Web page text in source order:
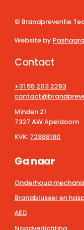
© Brandpreventie
Website by
Contact
+31 55 203 2293
Minden 21
7327 AW Apeldoorn
KVK: 72888180
Ga naar
Onderhoud
Brandblusser en
AED
Noodverlichting